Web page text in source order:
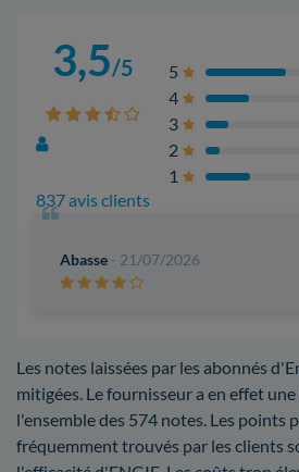
3,5/5
837 avis clients
5
4
3
2
1
Abasse - 21/07/2026
Les notes laissées par les abonnés
mitigées. Le fournisseur a en effet
l'ensemble des 574 notes. Les points
fréquemment trouvés par les clients